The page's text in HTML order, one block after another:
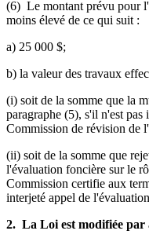
(6) Le montant prévu pour
moins élevé de ce qui suit :
a) 25 000 $;
b) la valeur des travaux
(i) soit de la somme que la
paragraphe (5), s'il n'est
Commission de révision de
(ii) soit de la somme que
l'évaluation foncière sur le
Commission certifie aux
interjeté appel de
2. La Loi est modifiée